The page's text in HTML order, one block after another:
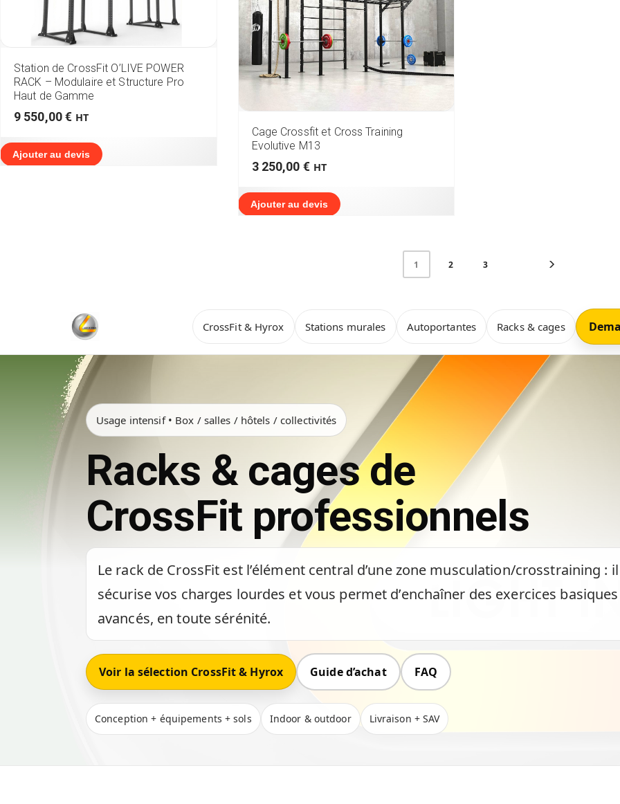
Station de CrossFit O’LIVE POWER
RACK – Modulaire et Structure Pro
Haut de Gamme
9 550,00€ HT
Ajouter au devis
Cage Crossfit et Cross Training
Evolutive M13
3 250,00 € HT
Ajouter au devis
1 2 3
CrossFit & Hyrox Stations murales Autoportantes Racks & cages
Usage intensif • Box / salles / hôtels / collectivités
Racks & cages de
CrossFit professionnels
Le rack de CrossFit est l’élément central d’une zone musculation/crosstraining : il
sécurise vos charges lourdes et vous permet d’enchaîner des exercices
avancés, en toute sérénité.
Voir la sélection CrossFit & Hyrox Guide d’achat FAQ
Conception + équipements + sols Indoor & outdoor Livraison + SAV